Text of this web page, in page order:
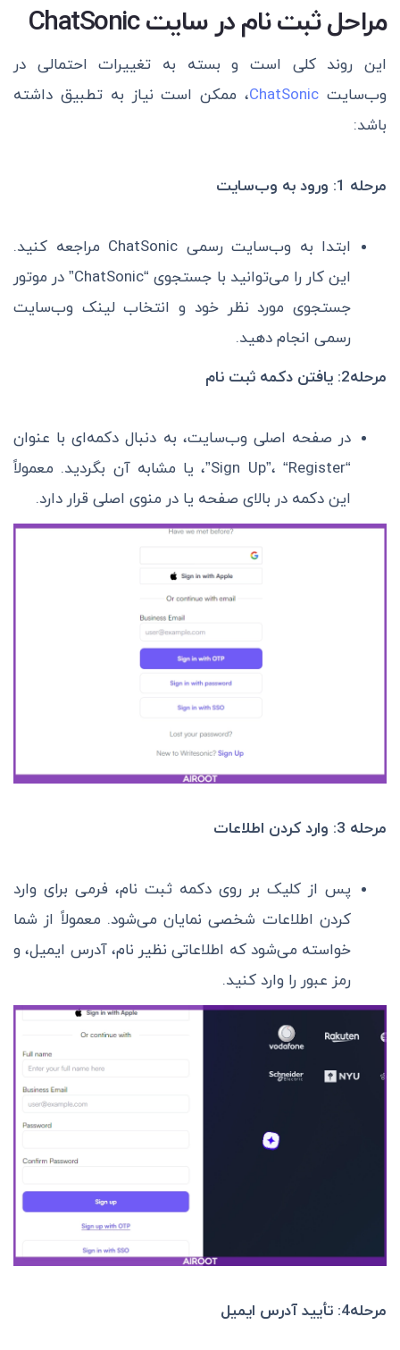
مراحل ثبت نام در سایت ChatSonic
این روند کلی است و بسته به تغییرات احتمالی در
وب‌سایت ChatSonic، ممکن است نیاز به تطبیق داشته
باشد:
مرحله 1: ورود به وب‌سایت
ابتدا به وب‌سایت رسمی ChatSonic مراجعه کنید.
این کار را می‌توانید با جستجوی “ChatSonic” در موتور
جستجوی مورد نظر خود و انتخاب لینک وب‌سایت
رسمی انجام دهید.
مرحله2: یافتن دکمه ثبت نام
در صفحه اصلی وب‌سایت، به دنبال دکمه‌ای با عنوان
“Sign Up”، “Register”، یا مشابه آن بگردید. معمولاً
این دکمه در بالای صفحه یا در منوی اصلی قرار دارد.
مرحله 3: وارد کردن اطلاعات
پس از کلیک بر روی دکمه ثبت نام، فرمی برای وارد
کردن اطلاعات شخصی نمایان می‌شود. معمولاً از شما
خواسته می‌شود که اطلاعاتی نظیر نام، آدرس ایمیل، و
رمز عبور را وارد کنید.
مرحله4: تأیید آدرس ایمیل